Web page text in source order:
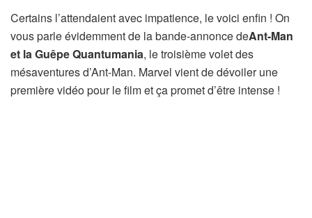
Certains l’attendaient avec impatience, le voici enfin ! On
vous parle évidemment de la bande-annonce deAnt-Man
et la Guêpe Quantumania, le troisième volet des
mésaventures d’Ant-Man. Marvel vient de dévoiler une
première vidéo pour le film et ça promet d’être intense !